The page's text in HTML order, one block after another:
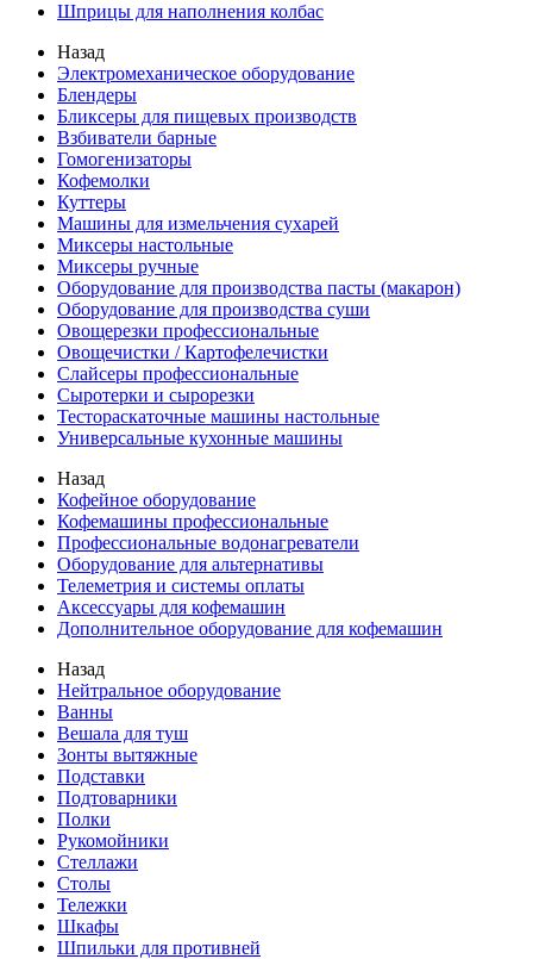
Шприцы для наполнения колбас
Назад
Электромеханическое оборудование
Блендеры
Бликсеры для пищевых производств
Взбиватели барные
Гомогенизаторы
Кофемолки
Куттеры
Машины для измельчения сухарей
Миксеры настольные
Миксеры ручные
Оборудование для производства пасты (макарон)
Оборудование для производства суши
Овощерезки профессиональные
Овощечистки / Картофелечистки
Слайсеры профессиональные
Сыротерки и сырорезки
Тестораскаточные машины настольные
Универсальные кухонные машины
Назад
Кофейное оборудование
Кофемашины профессиональные
Профессиональные водонагреватели
Оборудование для альтернативы
Телеметрия и системы оплаты
Аксессуары для кофемашин
Дополнительное оборудование для кофемашин
Назад
Нейтральное оборудование
Ванны
Вешала для туш
Зонты вытяжные
Подставки
Подтоварники
Полки
Рукомойники
Стеллажи
Столы
Тележки
Шкафы
Шпильки для противней